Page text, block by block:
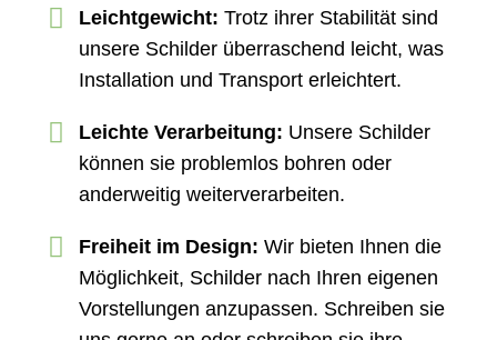
Leichtgewicht:Trotz ihrer Stabilität sind
unsere Schilder überraschend leicht, was
Installation und Transport erleichtert.
Leichte Verarbeitung: Unsere Schilder
können sie problemlos bohren oder
anderweitig weiterverarbeiten.
Freiheit im Design:Wir bieten Ihnen die
Möglichkeit, Schilder nach Ihren eigenen
Vorstellungen anzupassen. Schreiben sie